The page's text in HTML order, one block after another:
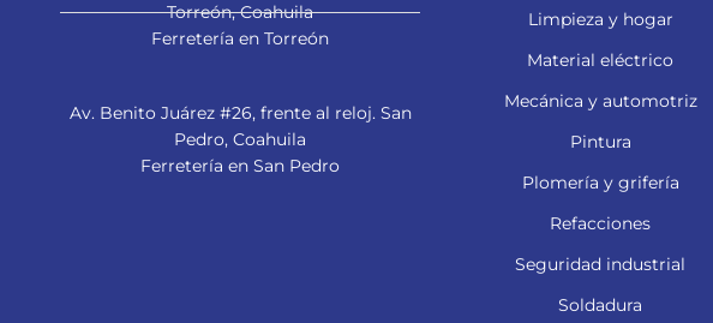
Torreón, Coahuila
Ferretería en Torreón
Av. Benito Juárez #26, frente al reloj. San
Pedro, Coahuila
Ferretería en San Pedro
Limpieza y hogar
Material eléctrico
Mecánica y automotriz
Pintura
Plomería y grifería
Refacciones
Seguridad industrial
Soldadura